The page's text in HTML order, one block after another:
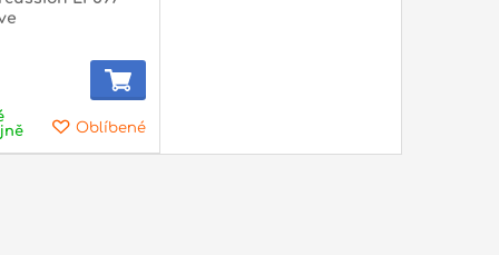
Oblíbené